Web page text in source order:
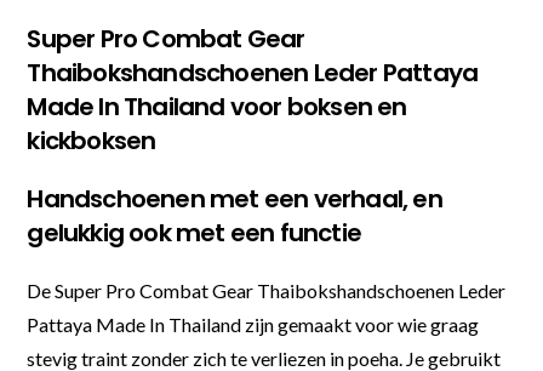
Super Pro Combat Gear
Thaibokshandschoenen Leder Pattaya
Made In Thailand voor boksen en
kickboksen
Handschoenen met een verhaal, en
gelukkig ook met een functie
De Super Pro Combat Gear Thaibokshandschoenen Leder
Pattaya Made In Thailand zijn gemaakt voor wie graag
stevig traint zonder zich te verliezen in poeha. Je gebruikt